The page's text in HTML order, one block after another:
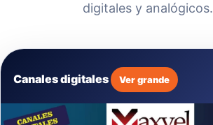
digitales y analógicos.
Canales digitales Ver grande